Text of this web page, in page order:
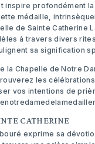
inspire profondément
médaille,
de Sainte Catherine
à travers divers
sa signification
la Chapelle de Notre
les
vos intentions de
CATHERINE
exprime sa